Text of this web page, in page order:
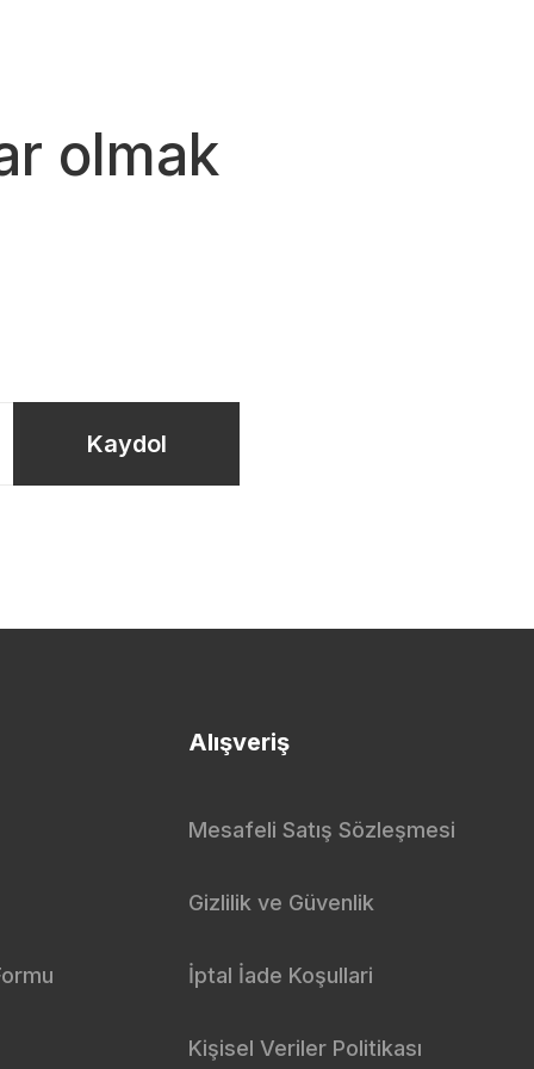
olmak
Kaydol
Alışveriş
Mesafeli Satış Sözleşmesi
Gizlilik ve Güvenlik
İptal İade Koşullari
Kişisel Veriler Politikası